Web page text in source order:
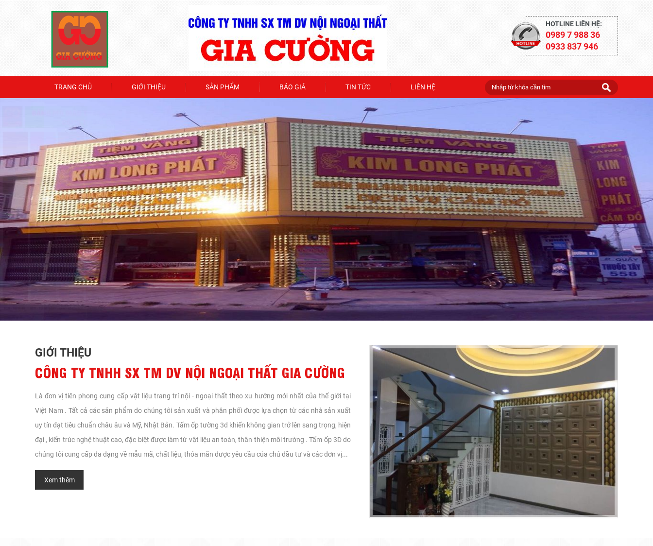
HOTLINE LIÊN HỆ:
0989 7 988 36
0933 837 946
TRANG CHỦ GIỚI THIỆU SẢN PHẨM BÁO GIÁ TIN TỨC LIÊN HỆ
GIỚI THIỆU
CÔNG TY TNHH SX TM DV NỘI NGOẠI THẤT GIA CƯỜNG
Là đơn vị tiên phong cung cấp vật liệu trang trí nội - ngoại thất theo xu hướng mới nhất của thế giới tại
Việt Nam . Tất cả các sản phẩm do chúng tôi sản xuất và phân phối được lựa chọn từ các nhà sản xuất
uy tín đạt tiêu chuẩn châu âu và Mỹ, Nhật Bản. Tấm ốp tường 3d khiến không gian trở lên sang trọng, hiện
đại , kiến trúc nghệ thuật cao, đặc biệt được làm từ vật liệu an toàn, thân thiện môi trường . Tấm ốp 3D do
chúng tôi cung cấp đa dạng về mẫu mã, chất liệu, thỏa mãn được yêu cầu của chủ đầu tư và các đơn vị...
Xem thêm